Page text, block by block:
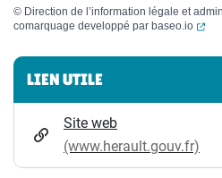
© Direction de l’information légale et
comarquage developpé par baseo.io
Informations
LIEN UTILE
Site web
(www.herault.gouv.fr)